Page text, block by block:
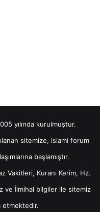
yılında kurulmuştur.
sitemize, islami forum
başlamıştır.
Vakitleri, Kuranı Kerim, Hz.
ve İlmihal bilgiler ile sitemiz
etmektedir.